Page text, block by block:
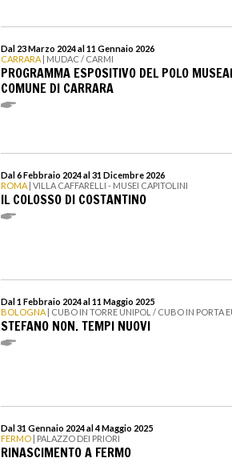
Dal 23 Marzo 2024 al 11 Gennaio 2026
CARRARA | MUDAC / CARMI
PROGRAMMA ESPOSITIVO DEL POLO
COMUNE DI CARRARA
Dal 6 Febbraio 2024 al 31 Dicembre 2026
ROMA | VILLA CAFFARELLI - MUSEI CAPITOLINI
IL COLOSSO DI COSTANTINO
Dal 1 Febbraio 2024 al 11 Maggio 2025
BOLOGNA | CUBO IN TORRE UNIPOL / CUBO IN PORTA
STEFANO NON. TEMPI NUOVI
Dal 31 Gennaio 2024 al 4 Maggio 2025
FERMO | PALAZZO DEI PRIORI
RINASCIMENTO A FERMO